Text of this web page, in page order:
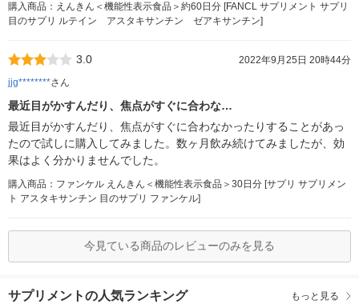
購入商品：えんきん＜機能性表示食品＞約60日分 [FANCL サプリメント サプリ
目のサプリ ルテイン アスタキサンチン ゼアキサンチン]
3.0
2022年9月25日 20時44分
jjg********さん
最近目がかすんだり、焦点がすぐに合わな…
最近目がかすんだり、焦点がすぐに合わなかったりすることがあっ
たので試しに購入してみました。数ヶ月飲み続けてみましたが、効
果はよく分かりませんでした。
購入商品：ファンケル えんきん＜機能性表示食品＞30日分 [サプリ サプリメン
ト アスタキサンチン 目のサプリ ファンケル]
今見ている商品のレビューのみを見る
サプリメントの人気ランキング もっと見る